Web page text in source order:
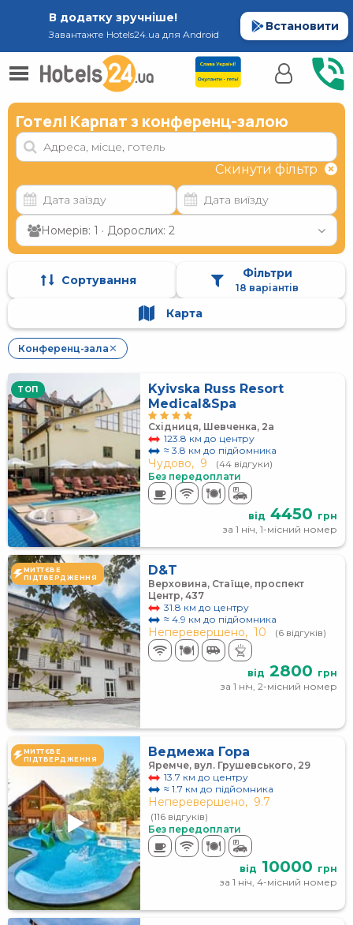
В додатку зручніше!
Завантажте Hotels24.ua для Android
Встановити
Готелі Карпат з конференц-залою
Скинути фільтр
Номерів: 1 · Дорослих: 2
Сортування Фільтри
18 варіантів
Карта
Конференц-зала ✕
TOП
Kyivska Russ Resort
Medical&Spa
Східниця, Шевченка, 2а
123.8 км до центру
≈ 3.8 км до підйомника
Чудово, 9
(44 відгуки)
Без передоплати
від 4450 грн
за 1 ніч, 1-місний номер
МИТТЄВЕ
ПІДТВЕРДЖЕННЯ
D&T
Верховина, Стаїще, проспект
Центр, 437
31.8 км до центру
≈ 4.9 км до підйомника
Неперевершено, 10 (6 відгуків)
від 2800 грн
за 1 ніч, 2-місний номер
МИТТЄВЕ
ПІДТВЕРДЖЕННЯ
Ведмежа Гора
Яремче, вул. Грушевського, 29
13.7 км до центру
≈ 1.7 км до підйомника
Неперевершено, 9.7
(116 відгуків)
Без передоплати
від 10000 грн
за 1 ніч, 4-місний номер